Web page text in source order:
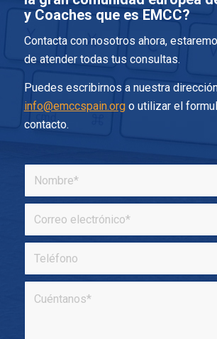
y Coaches que es EMCC?
Contacta con nosotros ahora,
de atender todas tus consultas.
Puedes escribirnos a nuestra
info@emccspain.orgo utilizar el
contacto.